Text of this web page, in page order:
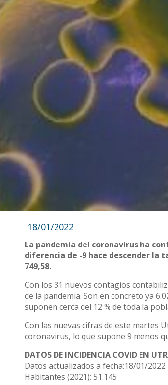
18/01/2022
La pandemia del coronavirus ha
diferencia de -9 hace descender la
749,58.
Con los 31 nuevos contagios
de la pandemia. Son en concreto ya
suponen cerca del 12 % de toda la
Con las nuevas cifras de este martes
coronavirus, lo que supone 9 menos
DATOS DE INCIDENCIA COVID EN
Datos actualizados a fecha:18/01/
Habitantes (2021): 51.145